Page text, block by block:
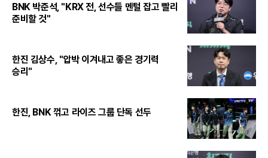
BNK 박준석, "KRX 전, 선수들 멘털 잡고 빨리
준비할 것"
한진 김상수, "압박 이겨내고 좋은 경기력
승리"
한진, BNK 꺾고 라이즈 그룹 단독 선두